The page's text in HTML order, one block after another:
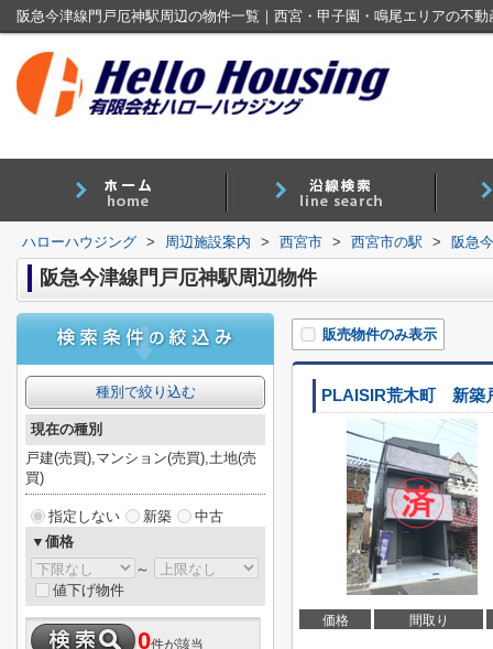
阪急今津線門戸厄神駅周辺の物件一覧｜西宮・甲子園・鳴尾エリアの不
ハローハウジング > 周辺施設案内 > 西宮市 > 西宮市の駅 > 阪急
阪急今津線門戸厄神駅周辺物件
販売物件のみ表示
PLAISIR荒木町 新築
価格 間取り
種別で絞り込む
現在の種別
戸建(売買),マンション(売買),土地(売
買)
指定しない 新築
中古
▼価格
～
値下げ物件
0件が該当